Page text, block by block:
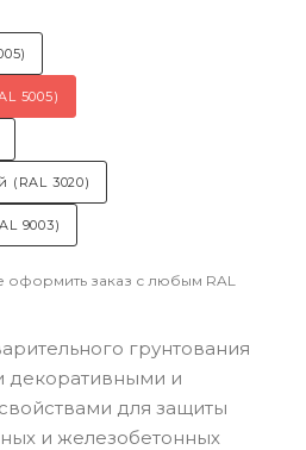
5005)
(RAL 3020)
9003)
оформить заказ с любым RAL
грунтования
декоративными и
для защиты
и железобетонных